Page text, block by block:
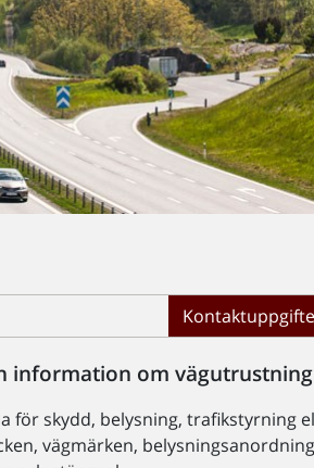
information om
för skydd, belysning, trafikstyrning
vägmärken,